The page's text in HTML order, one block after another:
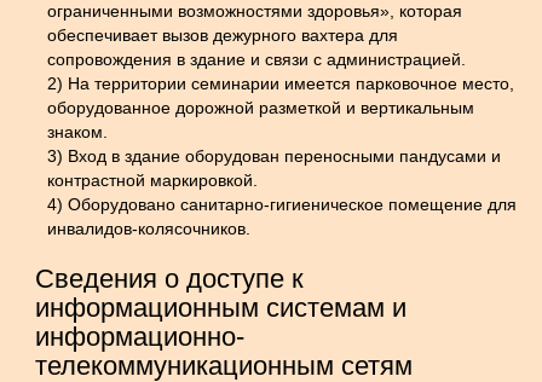
ограниченными возможностями здоровья», которая
обеспечивает вызов дежурного вахтера для
сопровождения в здание и связи с администрацией.
2) На территории семинарии имеется парковочное место,
оборудованное дорожной разметкой и вертикальным
знаком.
3) Вход в здание оборудован переносными пандусами и
контрастной маркировкой.
4) Оборудовано санитарно-гигиеническое помещение для
инвалидов-колясочников.
Сведения о доступе к
информационным системам и
информационно-
телекоммуникационным сетям